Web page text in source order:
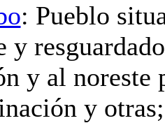
: Pueblo
y
y al noreste
y